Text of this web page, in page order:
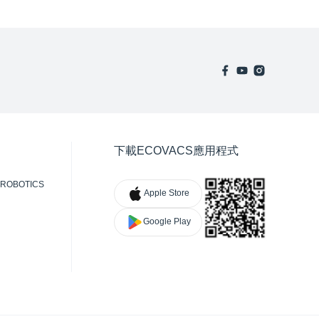
下載ECOVACS應用程式
Apple Store
Google Play